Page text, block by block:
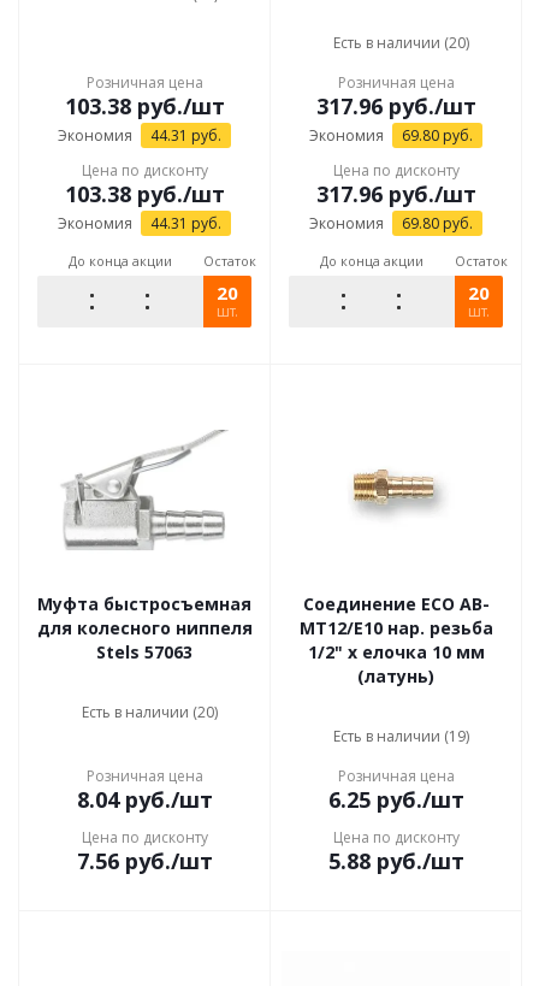
Розничная цена
103.38руб./шт
Экономия 44.31 руб.
Цена по дисконту
103.38руб./шт
Экономия 44.31 руб.
До конца акции Остаток
20
шт.
Есть в наличии (20)
Розничная цена
317.96руб./шт
Экономия 69.80 руб.
Цена по дисконту
317.96руб./шт
Экономия 69.80 руб.
До конца акции Остаток
20
шт.
Муфта быстросъемная
для колесного ниппеля
Stels 57063
Есть в наличии (20)
Розничная цена
8.04руб./шт
Цена по дисконту
7.56руб./шт
Соединение ECO AB-
MT12/E10 нар. резьба
1/2" х елочка 10 мм
(латунь)
Есть в наличии (19)
Розничная цена
6.25руб./шт
Цена по дисконту
5.88руб./шт